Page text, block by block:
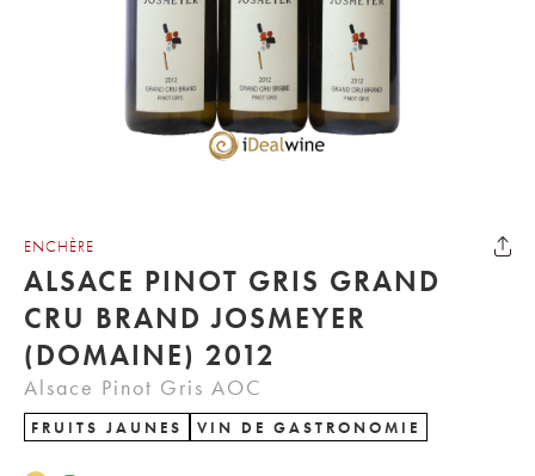
ENCHÈRE
ALSACE PINOT GRIS GRAND
CRU BRAND JOSMEYER
(DOMAINE) 2012
Alsace Pinot Gris AOC
FRUITS JAUNES VIN DE GASTRONOMIE